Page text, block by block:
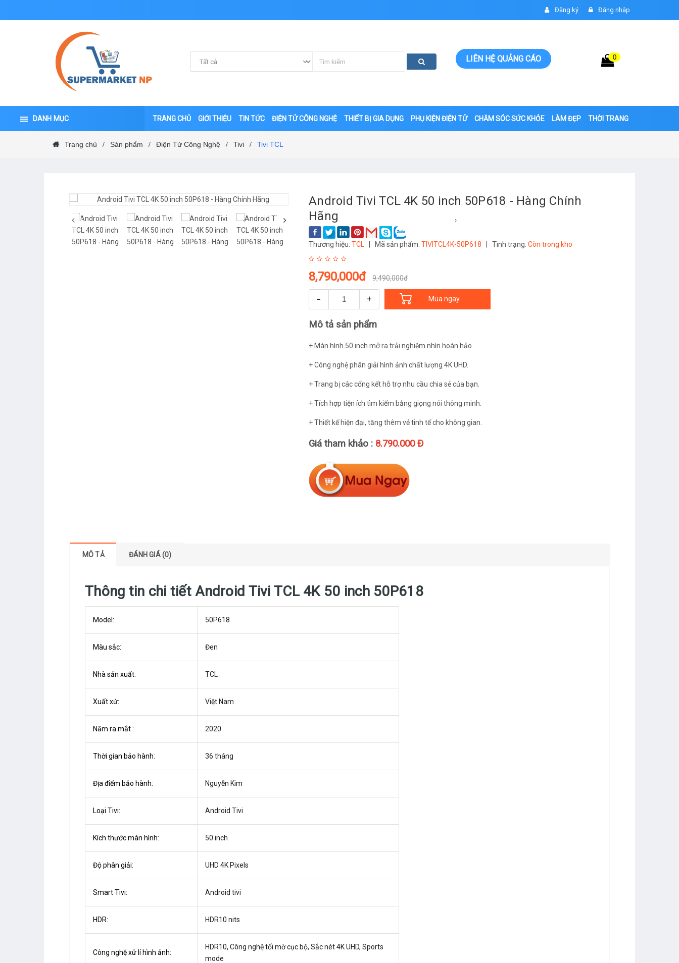
Đăng ký Đăng nhập
LIÊN HỆ QUẢNG CÁO 0
DANH MỤC TRANG CHỦ GIỚI THIỆU TIN TỨC ĐIỆN TỬ CÔNG NGHỆ THIẾT BỊ GIA DỤNG PHỤ KIỆN ĐIỆN TỬ CHĂM SÓC SỨC KHỎE LÀM ĐẸP THỜI TRANG
Trang chủ / Sản phẩm / Điện Tử Công Nghệ / Tivi / Tivi TCL
‹ ›
Android Tivi TCL 4K 50 inch 50P618 - Hàng Chính
Hãng
Thương hiệu:TCL Mã sản phẩm:TIVITCL4K-50P618 Tình trạng:Còn trong kho
8,790,000đ 9,490,000đ
- + Mua ngay
Mô tả sản phẩm
+ Màn hình 50 inch mở ra trải nghiệm nhìn hoàn hảo.
+ Công nghệ phân giải hình ảnh chất lượng 4K UHD.
+ Trang bị các cổng kết hỗ trợ nhu cầu chia sẻ của bạn.
+ Tích hợp tiện ích tìm kiếm bằng giọng nói thông minh.
+ Thiết kế hiện đại, tăng thêm vẻ tinh tế cho không gian.
Giá tham khảo : 8.790.000 Đ
MÔ TẢ ĐÁNH GIÁ (0)
Thông tin chi tiết Android Tivi TCL 4K 50 inch 50P618
Model: 50P618
Màu sắc: Đen
Nhà sản xuất: TCL
Xuất xứ: Việt Nam
Năm ra mắt : 2020
Thời gian bảo hành: 36 tháng
Địa điểm bảo hành: Nguyễn Kim
Loại Tivi: Android Tivi
Kích thước màn hình: 50 inch
Độ phân giải: UHD 4K Pixels
Smart Tivi: Android tivi
HDR: HDR10 nits
Công nghệ xử lí hình ảnh:
HDR10, Công nghệ tối mờ cục bộ, Sắc nét 4K UHD, Sports
mode